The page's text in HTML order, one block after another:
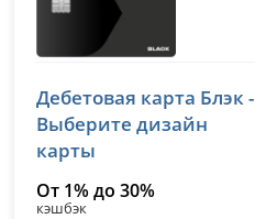
лицензия № 2673
Дебетовая карта Блэк -
Выберите дизайн
карты
От 1% до 30%
кэшбэк